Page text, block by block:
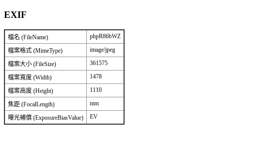
EXIF
檔名 (FileName) phpR86bWZ
檔案格式 (MimeType) image/jpeg
檔案大小 (FileSize) 361575
檔案寬度 (Width) 1478
檔案高度 (Height) 1110
焦距 (FocalLength) mm
曝光補償 (ExposureBiasValue) EV